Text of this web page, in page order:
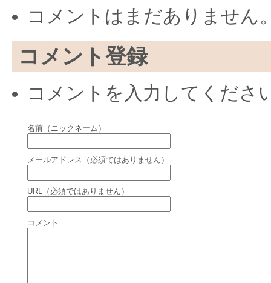
コメントはまだありません
コメント登録
コメントを入力してくださ
名前（ニックネーム）
メールアドレス（必須ではありません）
URL（必須ではありません）
コメント